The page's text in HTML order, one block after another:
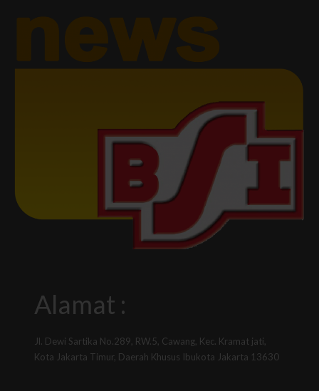
Alamat :
Jl. Dewi Sartika No.289, RW.5, Cawang, Kec. Kramat jati,
Kota Jakarta Timur, Daerah Khusus Ibukota Jakarta 13630